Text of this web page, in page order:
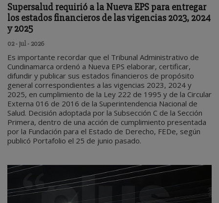
Supersalud requirió a la Nueva EPS para entregar
los estados financieros de las vigencias 2023, 2024
y 2025
02 - jul - 2026
Es importante recordar que el Tribunal Administrativo de
Cundinamarca ordenó a Nueva EPS elaborar, certificar,
difundir y publicar sus estados financieros de propósito
general correspondientes a las vigencias 2023, 2024 y
2025, en cumplimiento de la Ley 222 de 1995 y de la Circular
Externa 016 de 2016 de la Superintendencia Nacional de
Salud. Decisión adoptada por la Subsección C de la Sección
Primera, dentro de una acción de cumplimiento presentada
por la Fundación para el Estado de Derecho, FEDe, según
publicó Portafolio el 25 de junio pasado.